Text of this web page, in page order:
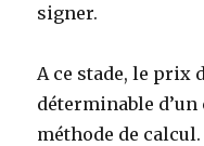
signer.
A ce stade, le prix
déterminable
méthode de calcul.